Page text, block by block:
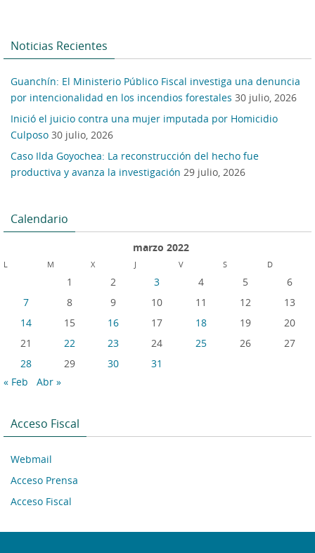
Noticias Recientes
Guanchín: El Ministerio Público Fiscal investiga una denuncia
por intencionalidad en los incendios forestales 30 julio, 2026
Inició el juicio contra una mujer imputada por Homicidio
Culposo 30 julio, 2026
Caso Ilda Goyochea: La reconstrucción del hecho fue
productiva y avanza la investigación 29 julio, 2026
Calendario
marzo 2022
L M X J V S D
1 2 3 4 5
6
7
8 9 10 11 12
13
14
15 16 17 18 19
20
21
22 23 24 25 26
27
28
29 30
31
« Feb
Abr »
Acceso Fiscal
Webmail
Acceso Prensa
Acceso Fiscal